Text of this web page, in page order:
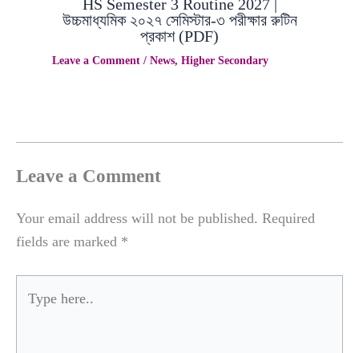
HS Semester 3 Routine 2027 |
উচ্চমাধ্যমিক ২০২৭ সেমিস্টার-৩ পরীক্ষার রুটিন
প্রকাশ (PDF)
Leave a Comment / News, Higher Secondary
Leave a Comment
Your email address will not be published. Required
fields are marked *
here..